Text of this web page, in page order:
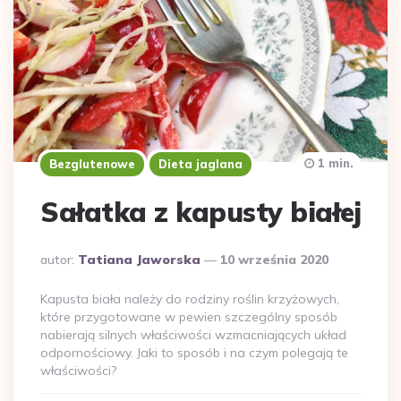
Bezglutenowe Dieta jaglana
Sałatka z kapusty białej
Dodane
autor: Tatiana Jaworska 10 września 2020
1 min.
Kapusta biała należy do rodziny roślin krzyżowych,
które przygotowane w pewien szczególny sposób
nabierają silnych właściwości wzmacniających układ
odpornościowy. Jaki to sposób i na czym polegają te
właściwości?